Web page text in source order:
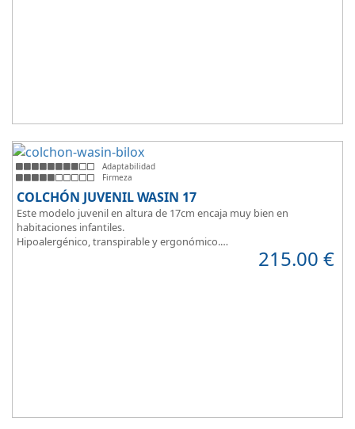
Adaptabilidad
Firmeza
COLCHÓN JUVENIL WASIN 17
Este modelo juvenil en altura de 17cm encaja muy bien en
habitaciones infantiles.
Hipoalergénico, transpirable y ergonómico.
215.00 €